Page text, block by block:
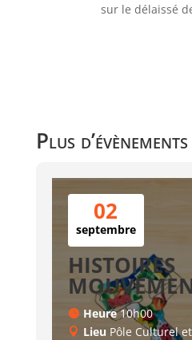
sur le délaissé
Plus d’évènements
02
septembre
HISTOIRES
Heure10h00
Lieu Pôle Culturel